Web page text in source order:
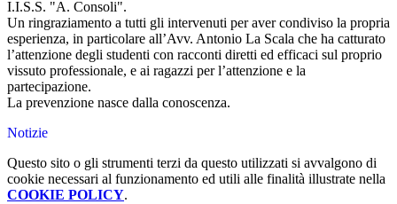
I.I.S.S. "A. Consoli".
Un ringraziamento a tutti gli intervenuti per aver condiviso la propria
esperienza, in particolare all’Avv. Antonio La Scala che ha catturato
l’attenzione degli studenti con racconti diretti ed efficaci sul proprio
vissuto professionale, e ai ragazzi per l’attenzione e la
partecipazione.
La prevenzione nasce dalla conoscenza.
Notizie
Questo sito o gli strumenti terzi da questo utilizzati si avvalgono di
cookie necessari al funzionamento ed utili alle finalità illustrate nella
COOKIE POLICY.